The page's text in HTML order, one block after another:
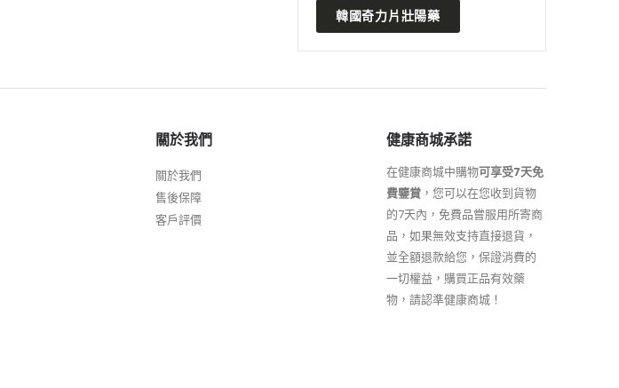
韓國奇力片壯陽藥
關於我們
關於我們
售後保障
客戶評價
健康商城承諾
在健康商城中購物可享受7天免
費鑒賞 ，您可以在您收到貨物
的7天內，免費品嘗服用所寄商
品，如果無效支持直接退貨，
並全額退款給您，保證消費的
一切權益，購買正品有效藥
物，請認準健康商城！